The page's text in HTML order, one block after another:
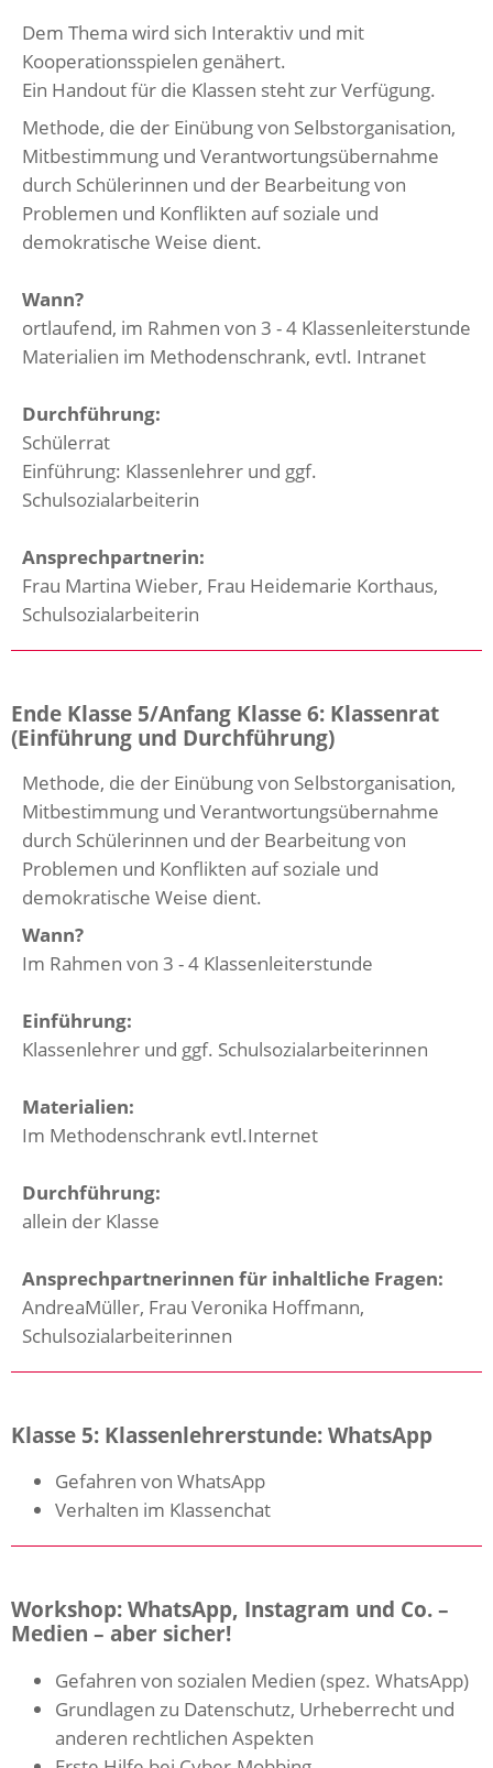
Dem Thema wird sich Interaktiv und mit
Kooperationsspielen genähert.
Ein Handout für die Klassen steht zur Verfügung.
Methode, die der Einübung von Selbstorganisation,
Mitbestimmung und Verantwortungsübernahme
durch Schülerinnen und der Bearbeitung von
Problemen und Konflikten auf soziale und
demokratische Weise dient.
Wann?
ortlaufend, im Rahmen von 3 - 4 Klassenleiterstunde
Materialien im Methodenschrank, evtl. Intranet
Durchführung:
Schülerrat
Einführung: Klassenlehrer und ggf.
Schulsozialarbeiterin
Ansprechpartnerin:
Frau Martina Wieber, Frau Heidemarie Korthaus,
Schulsozialarbeiterin
Ende Klasse 5/Anfang Klasse 6: Klassenrat
(Einführung und Durchführung)
Methode, die der Einübung von Selbstorganisation,
Mitbestimmung und Verantwortungsübernahme
durch Schülerinnen und der Bearbeitung von
Problemen und Konflikten auf soziale und
demokratische Weise dient.
Wann?
Im Rahmen von 3 - 4 Klassenleiterstunde
Einführung:
Klassenlehrer und ggf. Schulsozialarbeiterinnen
Materialien:
Im Methodenschrank evtl.Internet
Durchführung:
allein der Klasse
Ansprechpartnerinnen für inhaltliche Fragen:
AndreaMüller, Frau Veronika Hoffmann,
Schulsozialarbeiterinnen
Klasse 5: Klassenlehrerstunde: WhatsApp
Gefahren von WhatsApp
Verhalten im Klassenchat
Workshop: WhatsApp, Instagram und Co. –
Medien – aber sicher!
Gefahren von sozialen Medien (spez. WhatsApp)
Grundlagen zu Datenschutz, Urheberrecht und
anderen rechtlichen Aspekten